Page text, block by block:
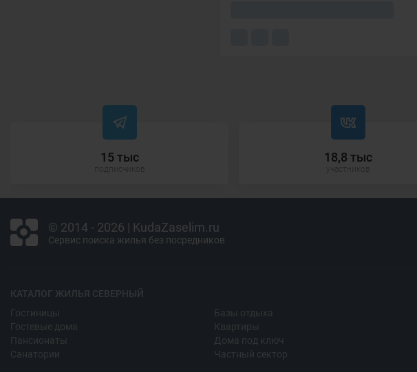
15 тыс 18,8 тыс
© 2014 - 2026 | KudaZaselim.ru
Сервис поиска жилья без посредников
КАТАЛОГ ЖИЛЬЯ СЕВЕРНЫЙ
Гостиницы
Гостевые дома
Пансионаты
Санатории
Базы отдыха
Квартиры
Дома под ключ
Частный сектор